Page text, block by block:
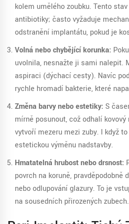
kolem umělého zoubku. Tento
antibiotiky; často vyžaduje
odstranění implantátu, pokud je
Volná nebo chybějící korunka:
uvolnila, nesnažte ji sami nalepit.
aspiraci (dýchací cesty). Navíc
rychle hromadí bakterie, které
Změna barvy nebo estetiky: S
mírně posunout, což odhalí kovový
vytvoří mezeru mezi zuby. I když
estetickou výměnu nadstavby.
Hmatatelná hrubost nebo drsnost:
povrch na koruně, pravděpodobně
nebo odlupování glazury. To je
na sousedních přirozených zubech.